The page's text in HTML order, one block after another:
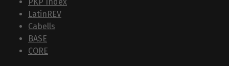
PKP Index
LatinREV
Cabells
BASE
CORE